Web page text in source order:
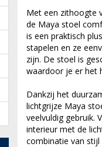
Met een zithoogte
de Maya stoel
is een praktisch
stapelen en ze
zijn. De stoel is
waardoor je er het
Dankzij het
lichtgrijze Maya
veelvuldig gebruik.
interieur met de
combinatie van